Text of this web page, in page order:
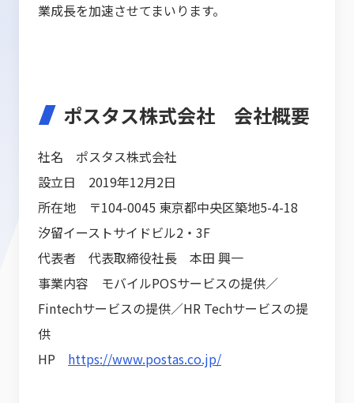
業成長を加速させてまいります。
ポスタス株式会社 会社概要
社名 ポスタス株式会社
設立日 2019年12月2日
所在地 〒104-0045 東京都中央区築地5-4-18
汐留イーストサイドビル2・3F
代表者 代表取締役社長 本田 興一
事業内容 モバイルPOSサービスの提供／
Fintechサービスの提供／HR Techサービスの提
供
HP https://www.postas.co.jp/